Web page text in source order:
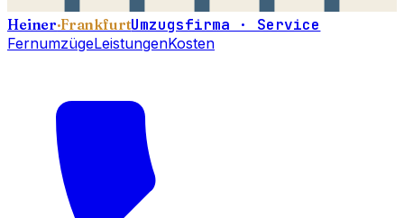
Heiner·FrankfurtUmzugsfirma · Service
FernumzügeLeistungenKosten